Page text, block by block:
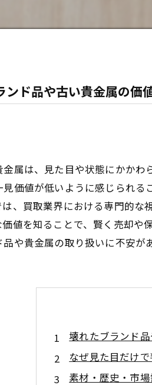
ンド品や古い貴金属の価
金属は、見た目や状態にかか
見価値が低いように感じられ
は、買取業界における専門的
価値を知ることで、賢く売却
や貴金属の取り扱いに不安が
壊れたブランド
なぜ見た目だけ
素材・歴史・市